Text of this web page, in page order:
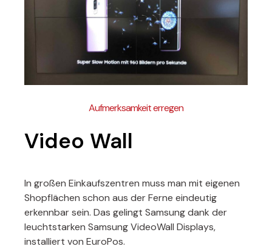
Aufmerksamkeit erregen
Video Wall
In großen Einkaufszentren muss man mit eigenen
Shopflächen schon aus der Ferne eindeutig
erkennbar sein. Das gelingt Samsung dank der
leuchtstarken Samsung VideoWall Displays,
installiert von EuroPos.